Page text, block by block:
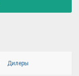
Дилеры